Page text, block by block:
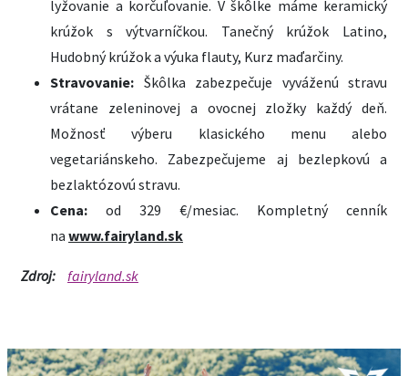
lyžovanie a korčuľovanie. V škôlke máme keramický
krúžok s výtvarníčkou. Tanečný krúžok Latino,
Hudobný krúžok a výuka flauty, Kurz maďarčiny.
Stravovanie: Škôlka zabezpečuje vyváženú stravu
vrátane zeleninovej a ovocnej zložky každý deň.
Možnosť výberu klasického menu alebo
vegetariánskeho. Zabezpečujeme aj bezlepkovú a
bezlaktózovú stravu.
Cena: od 329 €/mesiac. Kompletný cenník
na www.fairyland.sk
Zdroj: fairyland.sk